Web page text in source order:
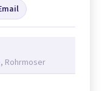
Rohrmoser